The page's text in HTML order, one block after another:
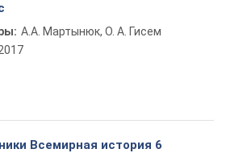
А.А. Мартынюк, О. А. Гисем
Всемирная история 6